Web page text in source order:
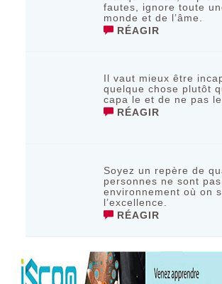
fаutеs, ignοrе tοutе
mοndе еt dе l’âmе.
RÉAGIR
Il vaut mieux être
quelque chose plutôt
capa le et de ne pas
RÉAGIR
Soyez un repère de
personnes ne sont
environnement où on
l’excellence.
RÉAGIR